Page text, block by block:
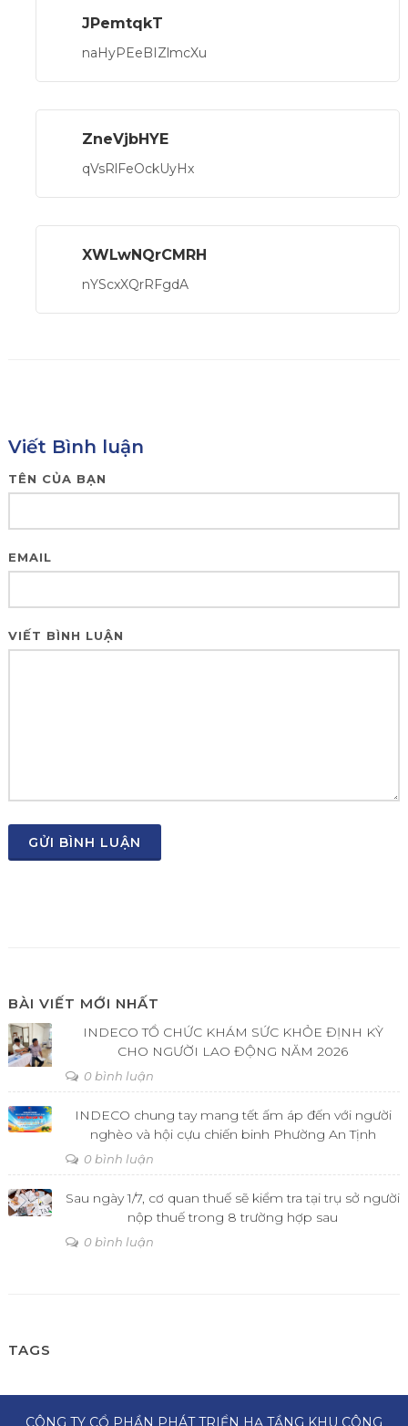
JPemtqkT
naHyPEeBIZlmcXu
ZneVjbHYE
qVsRlFeOckUyHx
XWLwNQrCMRH
nYScxXQrRFgdA
Viết Bình luận
TÊN CỦA BẠN
EMAIL
VIẾT BÌNH LUẬN
GỬI BÌNH LUẬN
BÀI VIẾT MỚI NHẤT
INDECO TỔ CHỨC KHÁM SỨC KHỎE ĐỊNH KỲ
CHO NGƯỜI LAO ĐỘNG NĂM 2026
0 bình luận
INDECO chung tay mang tết ấm áp đến với người
nghèo và hội cựu chiến binh Phường An Tịnh
0 bình luận
Sau ngày 1/7, cơ quan thuế sẽ kiểm tra tại trụ sở người
nộp thuế trong 8 trường hợp sau
0 bình luận
TAGS
CÔNG TY CỔ PHẦN PHÁT TRIỂN HẠ TẦNG KHU CÔNG